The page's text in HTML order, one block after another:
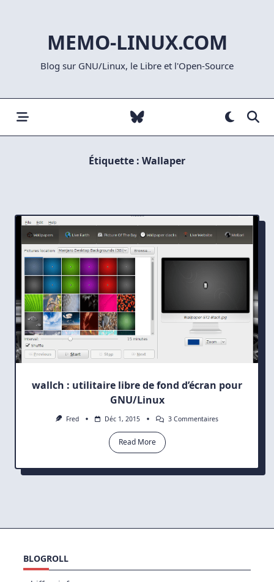
MEMO-LINUX.COM
Blog sur GNU/Linux, le Libre et l'Open-Source
Étiquette : Wallaper
wallch : utilitaire libre de fond d’écran pour
GNU/Linux
Fred Déc 1, 2015 3 CommentairesSur
Fond
Read More
BLOGROLL